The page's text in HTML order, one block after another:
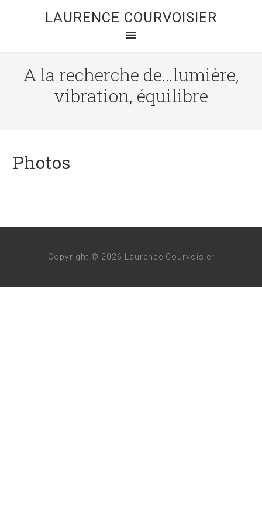
LAURENCE COURVOISIER
A la recherche de…lumière,
vibration, équilibre
Photos
Copyright © 2026 Laurence Courvoisier